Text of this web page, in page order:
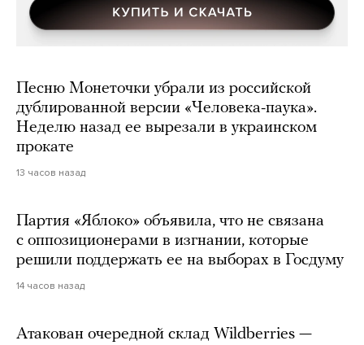
Песню Монеточки убрали из российской
дублированной версии «Человека-паука».
Неделю назад ее вырезали в украинском
прокате
13 часов назад
Партия «Яблоко» объявила, что не связана
с оппозиционерами в изгнании, которые
решили поддержать ее на выборах в Госдуму
14 часов назад
Атакован очередной склад Wildberries —